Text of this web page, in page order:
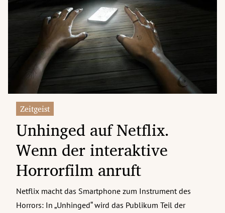
Untermenü
Untermenü
Untermenü
Untermenü
Untermenü
Untermenü
Untermenü
Untermenü
Zeitgeist
Unhinged auf Netflix.
Wenn der interaktive
Horrorfilm anruft
Netflix macht das Smartphone zum Instrument des
Horrors: In „Unhinged“ wird das Publikum Teil der